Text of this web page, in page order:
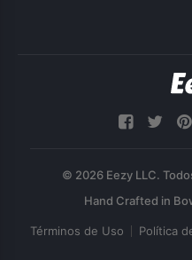
© 2026 Eezy LLC.
Términos de Uso Política